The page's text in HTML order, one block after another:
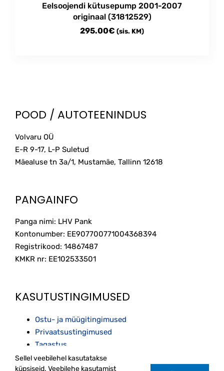
Eelsoojendi kütusepump 2001-2007
originaal (31812529)
295.00€ (sis. KM)
POOD / AUTOTEENINDUS
Volvaru OÜ
E-R 9-17, L-P Suletud
Mäealuse tn 3a/1, Mustamäe, Tallinn 12618
PANGAINFO
Panga nimi: LHV Pank
Kontonumber: EE907700771004368394
Registrikood: 14867487
KMKR nr: EE102533501
KASUTUSTINGIMUSED
Ostu- ja müügitingimused
Privaatsustingimused
Tagastus
Sellel veebilehel kasutatakse
küpsiseid. Veebilehe kasutamist